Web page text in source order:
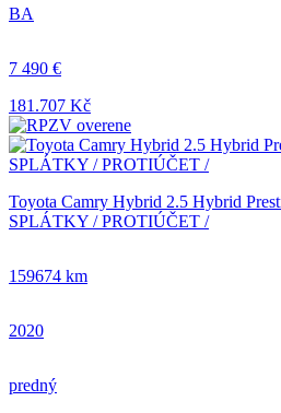
BA
7 490 €
181.707 Kč
Toyota Camry Hybrid 2.5 Hybrid
SPLÁTKY / PROTIÚČET /
159674 km
2020
predný